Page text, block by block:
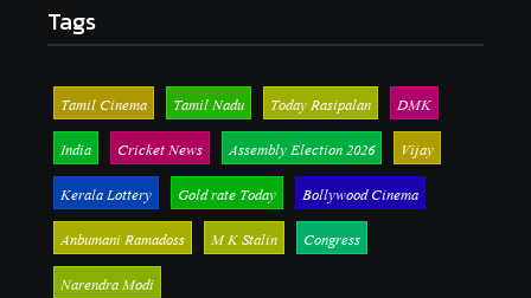
Tags
Tamil Cinema Tamil Nadu Today Rasipalan
DMK
India
Cricket News Assembly Election 2026
Vijay
Kerala Lottery
Gold rate Today
Bollywood Cinema
Anbumani Ramadoss
M K Stalin
Congress
Narendra Modi